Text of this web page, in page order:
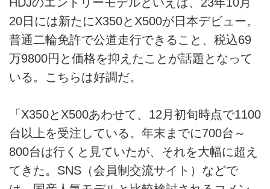
20日には新たにX350とX500が日本デビュー。
普通二輪免許で公道走行できること、税込69
万9800円と価格を抑えたことが話題となって
いる。こちらは好調だ。
「X350とX500あわせて、12月初旬時点で1100
台以上を受注している。年末までに700台～
800台は行くと見ていたが、それを大幅に超え
てきた。SNS（会員制交流サイト）などで